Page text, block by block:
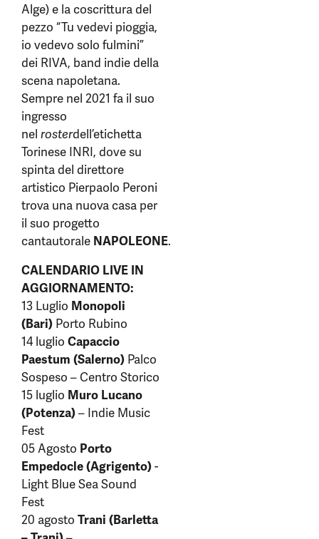
Alge) e la coscrittura del
pezzo “Tu vedevi pioggia,
io vedevo solo fulmini”
dei RIVA, band indie della
scena napoletana.
Sempre nel 2021 fa il suo
ingresso
nel rosterdell’etichetta
Torinese INRI, dove su
spinta del direttore
artistico Pierpaolo Peroni
trova una nuova casa per
il suo progetto
cantautorale NAPOLEONE.
CALENDARIO LIVE IN
AGGIORNAMENTO:
13 Luglio Monopoli
(Bari) Porto Rubino
14 luglio Capaccio
Paestum (Salerno) Palco
Sospeso – Centro Storico
15 luglio Muro Lucano
(Potenza)– Indie Music
Fest
05 Agosto Porto
Empedocle (Agrigento)-
Light Blue Sea Sound
Fest
20 agosto Trani (Barletta